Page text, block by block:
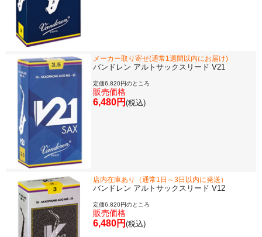
メーカー取り寄せ(通常1週間以内にお届け)
バンドレン アルトサックスリード V21
定価6,820円のところ
販売価格
6,480円 (税込)
店内在庫あり（通常1日～3日以内に発送）
バンドレン アルトサックスリード V12
定価6,820円のところ
販売価格
6,480円 (税込)